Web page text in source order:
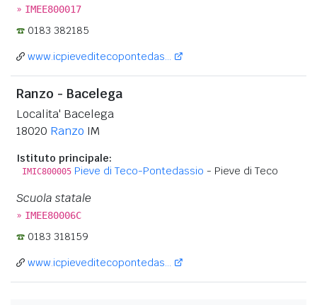
» IMEE800017
0183 382185
www.icpieveditecopontedas...
Ranzo - Bacelega
Localita' Bacelega
18020 Ranzo IM
Istituto principale:
IMIC800005 Pieve di Teco-Pontedassio - Pieve di Teco
Scuola statale
» IMEE80006C
0183 318159
www.icpieveditecopontedas...